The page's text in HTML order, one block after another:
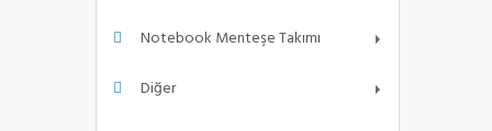
Notebook Menteşe Takımı
Diğer